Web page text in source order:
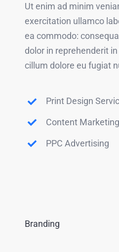
Ut enim ad minim
exercitation ullamco
ea commodo:
dolor in reprehenderit
cillum dolore eu fugiat
Print Design
Content Marketing
PPC Advertising
Branding